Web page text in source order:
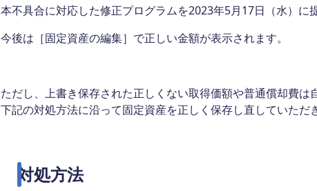
本不具合に対応した修正プログラムを2023年5月17日（水）に
今後は［固定資産の編集］で正しい金額が表示されます。
ただし、上書き保存された正しくない取得価額や普通償却費は
下記の対処方法に沿って固定資産を正しく保存し直していただ
対処方法